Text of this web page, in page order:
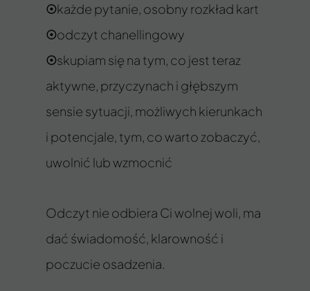
☉każde pytanie, osobny rozkład kart
☉odczyt chanellingowy
☉skupiam się na tym, co jest teraz
aktywne, przyczynach i głębszym
sensie sytuacji, możliwych kierunkach
i potencjale, tym, co warto zobaczyć,
uwolnić lub wzmocnić
Odczyt nie odbiera Ci wolnej woli, ma
dać świadomość, klarowność i
poczucie osadzenia.